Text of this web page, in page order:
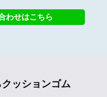
わせはこちら
ッションゴム